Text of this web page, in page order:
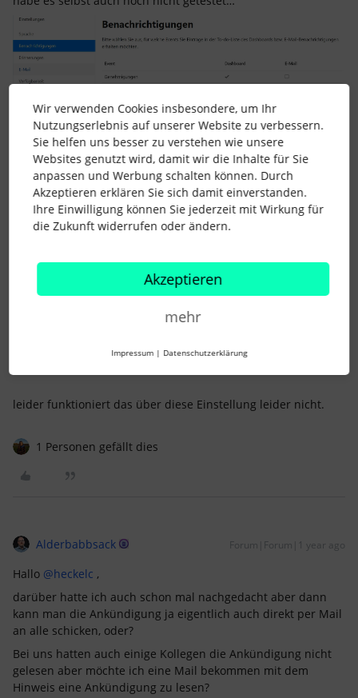
1 Personen gefällt dies
,
leider funktioniert das über diese Einstellung leider nicht.
1 Personen gefällt dies
Alderbabbsack Forum|Forum|1 year ago
Hallo @heckelc ,
darüber hatte ich auch schon mal nachgedacht aber dann
kann man die Ankündigung ja eigentlich auch direkt per Mail
an alle schicken, oder?
Bei uns hatten auch einige Kollegen die Ankündigung nicht
gelesen aber möchte ich eine Mail bekommen mit dem
Hinweis eine Ankündigung zu lesen?
Wir verwenden Cookies insbesondere, um Ihr
Nutzungserlebnis auf unserer Website zu verbessern.
Sie helfen uns besser zu verstehen wie unsere
Websites genutzt wird, damit wir die Inhalte für Sie
anpassen und Werbung schalten können. Durch
Akzeptieren erklären Sie sich damit einverstanden.
Ihre Einwilligung können Sie jederzeit mit Wirkung für
die Zukunft widerrufen oder ändern.
Akzeptieren
mehr
Impressum | Datenschutzerklärung